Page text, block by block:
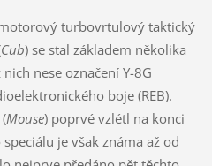
turbovrtulový taktický
Cub) se stal základem několika
nese označení Y-8G
boje (REB).
Mouse) poprvé vzlétl na konci
je však známa až od